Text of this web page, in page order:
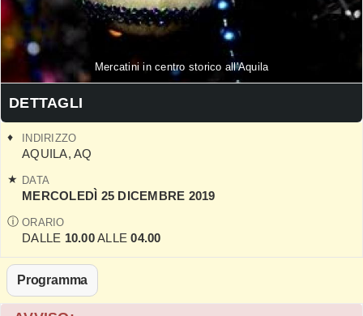
Mercatini in centro storico all'Aquila
DETTAGLI
INDIRIZZO
AQUILA, AQ
DATA
MERCOLEDÌ 25 DICEMBRE 2019
ORARIO
DALLE 10.00ALLE04.00
Programma